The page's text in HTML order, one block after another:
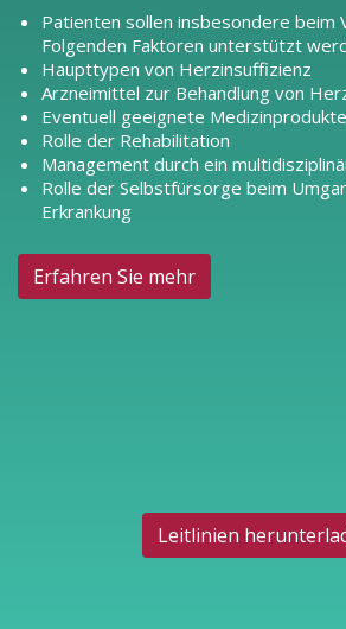
Patienten sollen insbesondere beim
Folgenden Faktoren unterstützt
Haupttypen von Herzinsuffizienz
Arzneimittel zur Behandlung von
Eventuell geeignete
Rolle der Rehabilitation
Management durch ein
Rolle der Selbstfürsorge beim
Erkrankung
Erfahren Sie mehr
Leitlinien